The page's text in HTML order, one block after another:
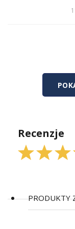
Recenzje
PRODUKTY